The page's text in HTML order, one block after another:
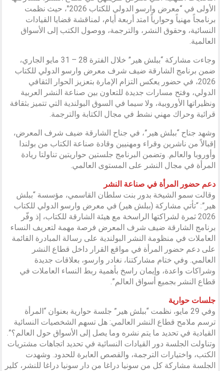
الأولى في “معرض وارسو الدولي للكتاب 2026″، حيث نظمت
برنامجاً مهنياً وحوارياً امتد أربعة أيام، لمناقشة قضايا القيادات
النسائية، وحقوق النشر، والترجمة، ووصول الكتب إلى الأسواق
العالمية.
وجاءت مشاركة “ببلش هير” خلال الفترة 28 – 31 مايو الجاري،
ضمن برنامج الشارقة ضيف شرف معرض وارسو الدولي للكتاب
2026، في حضور يعكس التزام الإمارة بتعزيز الحوار الثقافي
الدولي، وفتح مسارات جديدة للتعاون بين صناعة النشر العربية
ونظيراتها الأوروبية، ولا سيما في السوق البولندية التي تتميز بثقافة
قرائية وحراك مهني نشط في مجال الكتابة والترجمة.
وشهد جناح “ببلش هير”، في جناح الشارقة ضيف شرف المعرض،
إقبالاً من ناشرين وقراء ومهنيين وقادة صناعة الكتاب من بولندا
وأوروبا والعالم. وتضمن البرنامج جلستين حواريتين تناولتا ريادة
المرأة في مجال النشر على المستوى العالمي.
دعم حضور المرأة في صناعة النشر
وقالت سمو الشيخة بدور بنت سلطان القاسمي، مؤسسة “ببلش
هير”: “تأتي مشاركة (ببلش هير) في معرض وارسو الدولي للكتاب
2026 ثمرة لشراكتها الراسخة مع هيئة الشارقة للكتاب، إذ وفّر
برنامج الشارقة ضيف شرف المعرض فرصة مهمة لتعريف النساء
العاملات في منظومة النشر البولندية على رسالة المبادرة القائمة
على دعم حضور المرأة في مواقع القرار داخل قطاع النشر
العالمي. وفي ختام مشاركتنا، نغادر وارسو، بعلاقات جديدة
وشراكات واعدة، وإيمان راسخ بأهمية ربط النساء العاملات في
قطاع النشر بجميع أسواق العالم”.
جلسات حوارية
وفي 29 مايو، نظمت “ببلش هير” جلسة حوارية بعنوان “المرأة
ترسم ملامح قطاع النشر العالمي: هل تسهم الشخصيات النسائية
القيادية في تحديد ما يتم نشره وما يصل إلى الأسواق حول العالم؟”.
وتناولت الجلسة دور القيادات النسائية في تحديد اتجاهات مشتريات
الكتب، واختيارات الترجمة، والقصص العابرة للحدود. وشهدت
الجلسة مشاركة كل من سونيا دراغا من دار سونيا دراغا للنشر، كلير